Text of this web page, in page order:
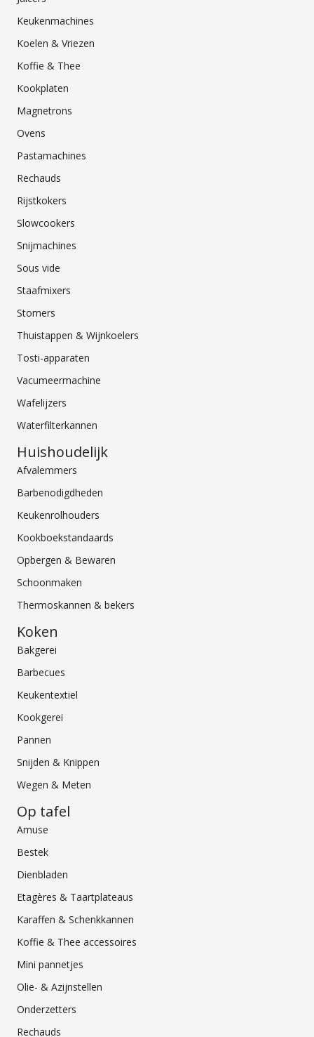
Keukenmachines
Koelen & Vriezen
Koffie & Thee
Kookplaten
Magnetrons
Ovens
Pastamachines
Rechauds
Rijstkokers
Slowcookers
Snijmachines
Sous vide
Staafmixers
Stomers
Thuistappen & Wijnkoelers
Tosti-apparaten
Vacumeermachine
Wafelijzers
Waterfilterkannen
Huishoudelijk
Afvalemmers
Barbenodigdheden
Keukenrolhouders
Kookboekstandaards
Opbergen & Bewaren
Schoonmaken
Thermoskannen & bekers
Koken
Bakgerei
Barbecues
Keukentextiel
Kookgerei
Pannen
Snijden & Knippen
Wegen & Meten
Op tafel
Amuse
Bestek
Dienbladen
Etagères & Taartplateaus
Karaffen & Schenkkannen
Koffie & Thee accessoires
Mini pannetjes
Olie- & Azijnstellen
Onderzetters
Rechauds